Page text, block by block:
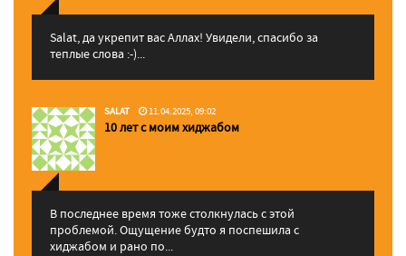
Salat, да укрепит вас Аллаx! Увидели, спасибо за
теплые слова :-)...
SALAT 11.04.2025, 09:02
10 лет с моим хиджабом
В последнее время тоже столкнулась с этой
проблемой. Ощущение будто я поспешила с
хиджабом и рано по...